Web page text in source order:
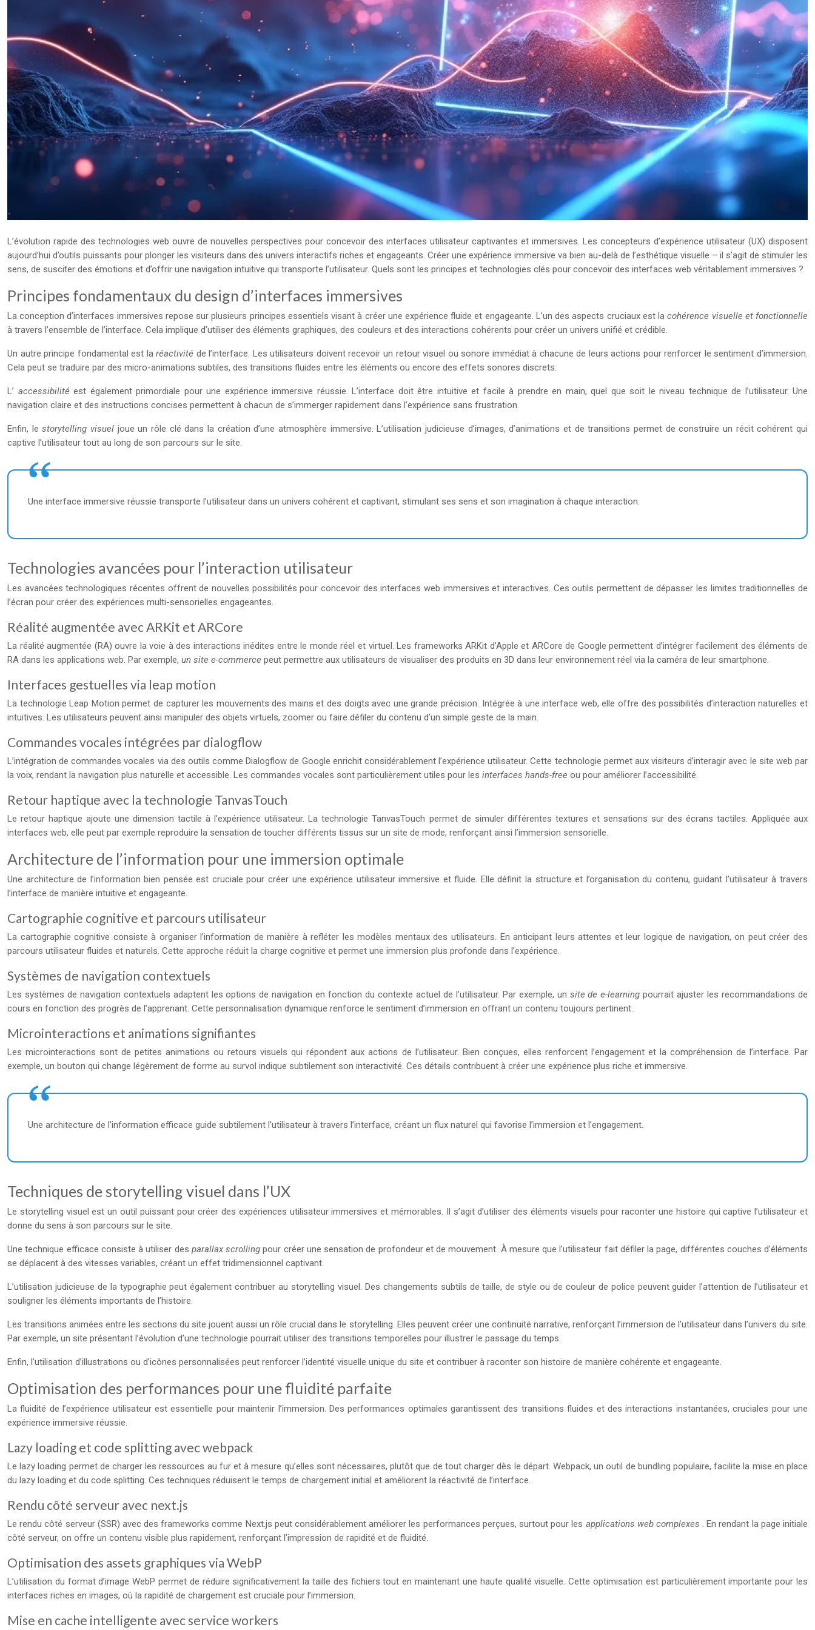
L’évolution rapide des technologies web ouvre de nouvelles perspectives pour concevoir des interfaces utilisateur captivantes et immersives. Les concepteurs d’expérience utilisateur (UX) disposent
aujourd’hui d’outils puissants pour plonger les visiteurs dans des univers interactifs riches et engageants. Créer une expérience immersive va bien au-delà de l’esthétique visuelle – il s’agit de stimuler les
sens, de susciter des émotions et d’offrir une navigation intuitive qui transporte l’utilisateur. Quels sont les principes et technologies clés pour concevoir des interfaces web véritablement immersives ?
Principes fondamentaux du design d’interfaces immersives
La conception d’interfaces immersives repose sur plusieurs principes essentiels visant à créer une expérience fluide et engageante. L’un des aspects cruciaux est lacohérence visuelle et fonctionnelle
à travers l’ensemble de l’interface. Cela implique d’utiliser des éléments graphiques, des couleurs et des interactions cohérents pour créer un univers unifié et crédible.
Un autre principe fondamental est laréactivité de l’interface. Les utilisateurs doivent recevoir un retour visuel ou sonore immédiat à chacune de leurs actions pour renforcer le sentiment d’immersion.
Cela peut se traduire par des micro-animations subtiles, des transitions fluides entre les éléments ou encore des effets sonores discrets.
L’ accessibilité est également primordiale pour une expérience immersive réussie. L’interface doit être intuitive et facile à prendre en main, quel que soit le niveau technique de l’utilisateur. Une
navigation claire et des instructions concises permettent à chacun de s’immerger rapidement dans l’expérience sans frustration.
Enfin, lestorytelling visuel joue un rôle clé dans la création d’une atmosphère immersive. L’utilisation judicieuse d’images, d’animations et de transitions permet de construire un récit cohérent qui
captive l’utilisateur tout au long de son parcours sur le site.
Une interface immersive réussie transporte l’utilisateur dans un univers cohérent et captivant, stimulant ses sens et son imagination à chaque interaction.
Technologies avancées pour l’interaction utilisateur
Les avancées technologiques récentes offrent de nouvelles possibilités pour concevoir des interfaces web immersives et interactives. Ces outils permettent de dépasser les limites traditionnelles de
l’écran pour créer des expériences multi-sensorielles engageantes.
Réalité augmentée avec ARKit et ARCore
La réalité augmentée (RA) ouvre la voie à des interactions inédites entre le monde réel et virtuel. Les frameworks ARKit d’Apple et ARCore de Google permettent d’intégrer facilement des éléments de
RA dans les applications web. Par exemple, un site e-commerce peut permettre aux utilisateurs de visualiser des produits en 3D dans leur environnement réel via la caméra de leur smartphone.
Interfaces gestuelles via leap motion
La technologie Leap Motion permet de capturer les mouvements des mains et des doigts avec une grande précision. Intégrée à une interface web, elle offre des possibilités d’interaction naturelles et
intuitives. Les utilisateurs peuvent ainsi manipuler des objets virtuels, zoomer ou faire défiler du contenu d’un simple geste de la main.
Commandes vocales intégrées par dialogflow
L’intégration de commandes vocales via des outils comme Dialogflow de Google enrichit considérablement l’expérience utilisateur. Cette technologie permet aux visiteurs d’interagir avec le site web par
la voix, rendant la navigation plus naturelle et accessible. Les commandes vocales sont particulièrement utiles pour les interfaces hands-free ou pour améliorer l’accessibilité.
Retour haptique avec la technologie TanvasTouch
Le retour haptique ajoute une dimension tactile à l’expérience utilisateur. La technologie TanvasTouch permet de simuler différentes textures et sensations sur des écrans tactiles. Appliquée aux
interfaces web, elle peut par exemple reproduire la sensation de toucher différents tissus sur un site de mode, renforçant ainsi l’immersion sensorielle.
Architecture de l’information pour une immersion optimale
Une architecture de l’information bien pensée est cruciale pour créer une expérience utilisateur immersive et fluide. Elle définit la structure et l’organisation du contenu, guidant l’utilisateur à travers
l’interface de manière intuitive et engageante.
Cartographie cognitive et parcours utilisateur
La cartographie cognitive consiste à organiser l’information de manière à refléter les modèles mentaux des utilisateurs. En anticipant leurs attentes et leur logique de navigation, on peut créer des
parcours utilisateur fluides et naturels. Cette approche réduit la charge cognitive et permet une immersion plus profonde dans l’expérience.
Systèmes de navigation contextuels
Les systèmes de navigation contextuels adaptent les options de navigation en fonction du contexte actuel de l’utilisateur. Par exemple, un site de e-learningpourrait ajuster les recommandations de
cours en fonction des progrès de l’apprenant. Cette personnalisation dynamique renforce le sentiment d’immersion en offrant un contenu toujours pertinent.
Microinteractions et animations signifiantes
Les microinteractions sont de petites animations ou retours visuels qui répondent aux actions de l’utilisateur. Bien conçues, elles renforcent l’engagement et la compréhension de l’interface. Par
exemple, un bouton qui change légèrement de forme au survol indique subtilement son interactivité. Ces détails contribuent à créer une expérience plus riche et immersive.
Une architecture de l’information efficace guide subtilement l’utilisateur à travers l’interface, créant un flux naturel qui favorise l’immersion et l’engagement.
Techniques de storytelling visuel dans l’UX
Le storytelling visuel est un outil puissant pour créer des expériences utilisateur immersives et mémorables. Il s’agit d’utiliser des éléments visuels pour raconter une histoire qui captive l’utilisateur et
donne du sens à son parcours sur le site.
Une technique efficace consiste à utiliser des parallax scrollingpour créer une sensation de profondeur et de mouvement. À mesure que l’utilisateur fait défiler la page, différentes couches d’éléments
se déplacent à des vitesses variables, créant un effet tridimensionnel captivant.
L’utilisation judicieuse de la typographie peut également contribuer au storytelling visuel. Des changements subtils de taille, de style ou de couleur de police peuvent guider l’attention de l’utilisateur et
souligner les éléments importants de l’histoire.
Les transitions animées entre les sections du site jouent aussi un rôle crucial dans le storytelling. Elles peuvent créer une continuité narrative, renforçant l’immersion de l’utilisateur dans l’univers du site.
Par exemple, un site présentant l’évolution d’une technologie pourrait utiliser des transitions temporelles pour illustrer le passage du temps.
Enfin, l’utilisation d’illustrations ou d’icônes personnalisées peut renforcer l’identité visuelle unique du site et contribuer à raconter son histoire de manière cohérente et engageante.
Optimisation des performances pour une fluidité parfaite
La fluidité de l’expérience utilisateur est essentielle pour maintenir l’immersion. Des performances optimales garantissent des transitions fluides et des interactions instantanées, cruciales pour une
expérience immersive réussie.
Lazy loading et code splitting avec webpack
Le lazy loading permet de charger les ressources au fur et à mesure qu’elles sont nécessaires, plutôt que de tout charger dès le départ. Webpack, un outil de bundling populaire, facilite la mise en place
du lazy loading et du code splitting. Ces techniques réduisent le temps de chargement initial et améliorent la réactivité de l’interface.
Rendu côté serveur avec next.js
Le rendu côté serveur (SSR) avec des frameworks comme Next.js peut considérablement améliorer les performances perçues, surtout pour les applications web complexes . En rendant la page initiale
côté serveur, on offre un contenu visible plus rapidement, renforçant l’impression de rapidité et de fluidité.
Optimisation des assets graphiques via WebP
L’utilisation du format d’image WebP permet de réduire significativement la taille des fichiers tout en maintenant une haute qualité visuelle. Cette optimisation est particulièrement importante pour les
interfaces riches en images, où la rapidité de chargement est cruciale pour l’immersion.
Mise en cache intelligente avec service workers